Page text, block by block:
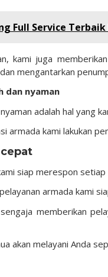
Full Service
kami juga
mengantarkan
dan nyaman
adalah hal yang
armada kami lakukan
siap merespon setiap
armada kami
memberikan
akan melayani Anda